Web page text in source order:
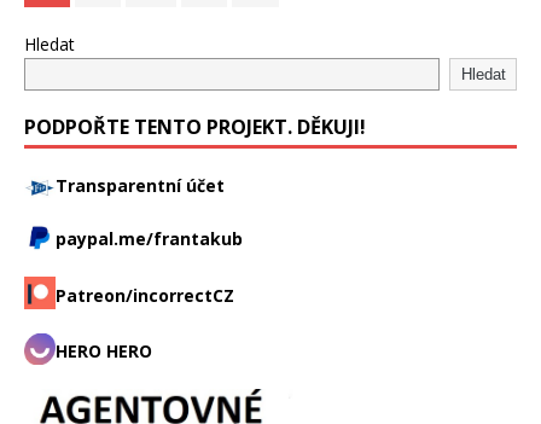
Hledat
Hledat
PODPOŘTE TENTO PROJEKT. DĚKUJI!
Transparentní účet
paypal.me/frantakub
Patreon/incorrectCZ
HERO HERO